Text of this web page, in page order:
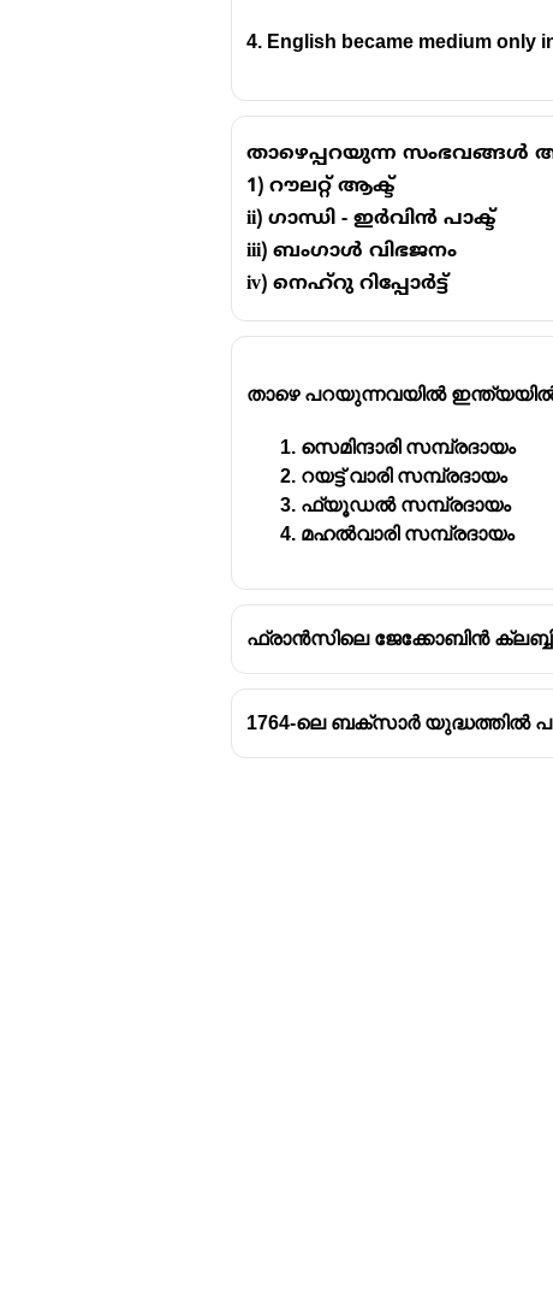
4. English became medium only
താഴെപ്പറയുന്ന സംഭവങ്ങൾ
1) റൗലറ്റ് ആക്ട്
ii) ഗാന്ധി - ഇർവിൻ പാക്ട്
iii) ബംഗാൾ വിഭജനം
iv) നെഹ്റു റിപ്പോർട്ട്
താഴെ പറയുന്നവയിൽ ഇന്ത്യയിൽ
സെമിന്ദാരി സമ്പ്രദായം
റയട്ട് വാരി സമ്പ്രദായം
ഫ്യൂഡൽ സമ്പ്രദായം
മഹൽവാരി സമ്പ്രദായം
ഫ്രാൻസിലെ ജേക്കോബിൻ
1764-ലെ ബക്സാർ യുദ്ധത്തിൽ